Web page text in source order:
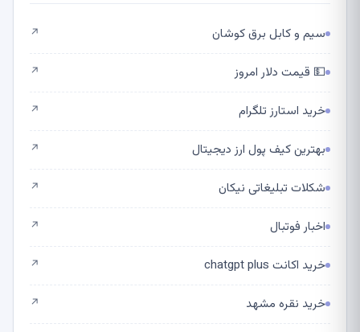
سیم و کابل برق کوشان ↗
💵 قیمت دلار امروز ↗
خرید استارز تلگرام ↗
بهترین کیف پول ارز دیجیتال ↗
شکلات تبلیغاتی نیکان ↗
اخبار فوتبال ↗
خرید اکانت chatgpt plus ↗
خرید نقره مشهد ↗